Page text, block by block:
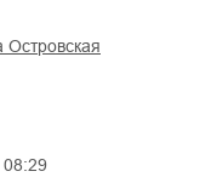
08:29
Островская